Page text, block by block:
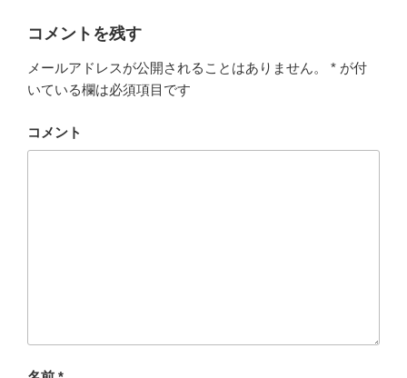
コメントを残す
メールアドレスが公開されることはありません。 * が付
いている欄は必須項目です
コメント